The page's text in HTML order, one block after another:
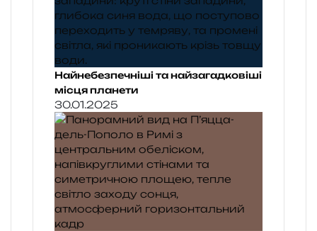
Найнебезпечніші та найзагадковіші
місця планети
30.01.2025